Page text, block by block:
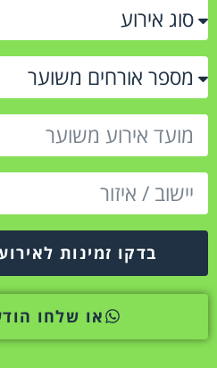
בדקו זמינות
או שלחו